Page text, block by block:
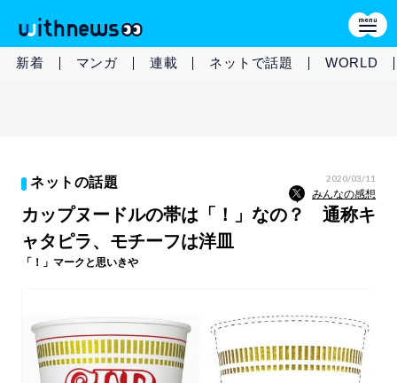
新着 マンガ 連載 ネットで話題 WORLD
ネットの話題 2020/03/11
みんなの感想
カップヌードルの帯は「！」なの？ 通称キ
ャタピラ、モチーフは洋皿
「！」マークと思いきや